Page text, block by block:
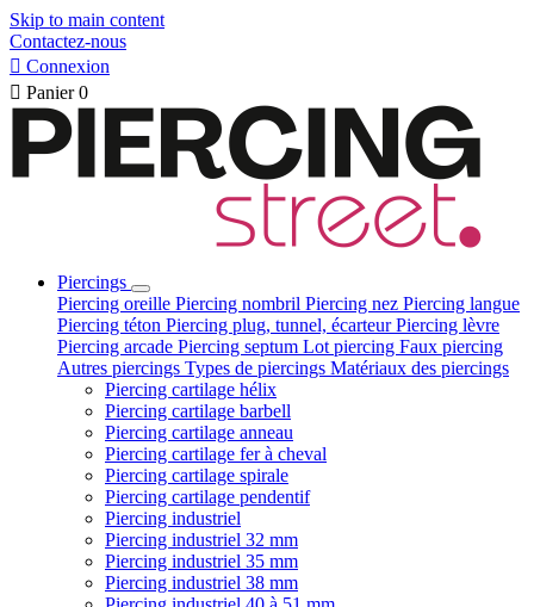
Skip to main content
Contactez-nous
 Connexion
 Panier 0
Piercings
Piercing oreille Piercing nombril Piercing nez Piercing langue
Piercing téton Piercing plug, tunnel, écarteurPiercing lèvre
Piercing arcade Piercing septum Lot piercing Faux piercing
Autres piercings Types de piercings Matériaux des piercings
Piercing cartilage hélix
Piercing cartilage barbell
Piercing cartilage anneau
Piercing cartilage fer à cheval
Piercing cartilage spirale
Piercing cartilage pendentif
Piercing industriel
Piercing industriel 32 mm
Piercing industriel 35 mm
Piercing industriel 38 mm